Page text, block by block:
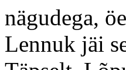
nägudega,
Lennuk jäi